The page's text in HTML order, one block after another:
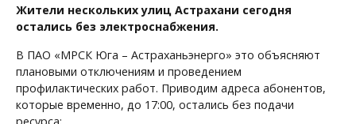
Жители нескольких улиц Астрахани сегодня
остались без электроснабжения.
В ПАО «МРСК Юга – Астраханьэнерго» это объясняют
плановыми отключениям и проведением
профилактических работ. Приводим адреса абонентов,
которые временно, до 17:00, остались без подачи